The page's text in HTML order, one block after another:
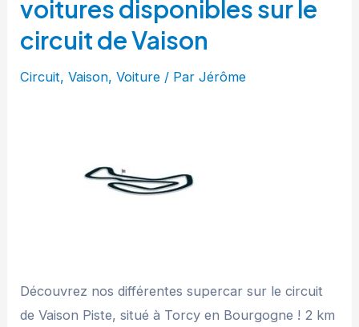
voitures disponibles sur le
circuit de Vaison
Circuit,Vaison,Voiture / ParJérôme
Découvrez nos différentes supercar sur le circuit
de Vaison Piste, situé à Torcy en Bourgogne ! 2 km